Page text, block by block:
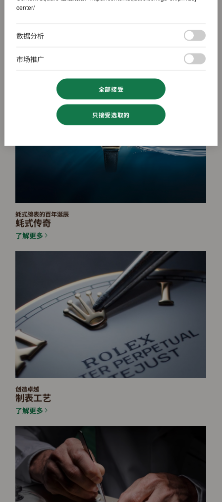
联络我们
蚝式腕表的百年诞辰
蚝式传奇
了解更多
创造卓越
制表工艺
了解更多
center/
数据分析
市场推广
全部接受
只接受选取的